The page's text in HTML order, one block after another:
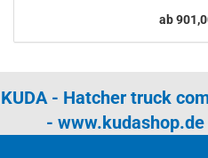
ab
KUDA - Hatcher truck
- www.kudashop.de